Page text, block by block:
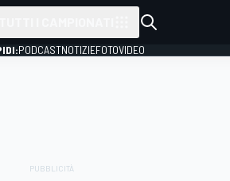
PODCASTNOTIZIEFOTOVIDEO